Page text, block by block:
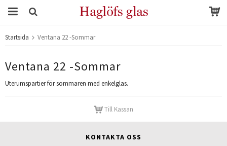
Produkten har blivit tillagd i varukorgen
Startsida Ventana 22 -Sommar
Ventana 22 -Sommar
Uterumspartier för sommaren med enkelglas.
Till Kassan
KONTAKTA OSS